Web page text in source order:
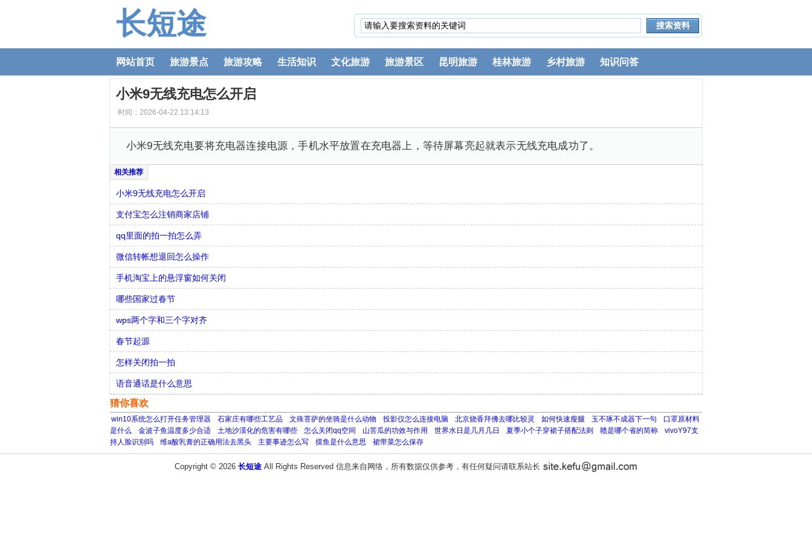
长短途
网站首页 旅游景点 旅游攻略 生活知识 文化旅游 旅游景区 昆明旅游 桂林旅游 乡村旅游 知识问答
小米9无线充电怎么开启
时间：2026-04-22 13:14:13
小米9无线充电要将充电器连接电源，手机水平放置在充电器上，等待屏幕亮起就表示无线充电成功了。
小米9无线充电怎么开启
支付宝怎么注销商家店铺
qq里面的拍一拍怎么弄
微信转帐想退回怎么操作
手机淘宝上的悬浮窗如何关闭
哪些国家过春节
wps两个字和三个字对齐
春节起源
怎样关闭拍一拍
语音通话是什么意思
猜你喜欢
win10系统怎么打开任务管理器 石家庄有哪些工艺品 文殊菩萨的坐骑是什么动物 投影仪怎么连接电脑 北京烧香拜佛去哪比较灵 如何快速瘦腿 玉不琢不成器下一句
口罩原材料
是什么
金波子鱼温度多少合适 土地沙漠化的危害有哪些 怎么关闭qq空间 山苦瓜的功效与作用 世界水日是几月几日 夏季小个子穿裙子搭配法则 赣是哪个省的简称
vivoY97支
持人脸识别吗
维a酸乳膏的正确用法去黑头 主要事迹怎么写 摸鱼是什么意思 裙带菜怎么保存
Copyright © 2026 长短途All Rights Reserved 信息来自网络，所有数据仅供参考，有任何疑问请联系站长